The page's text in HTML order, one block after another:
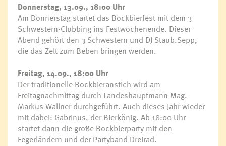
Donnerstag, 13.09., 18:00 Uhr
Am Donnerstag startet das Bockbierfest mit dem 3
Schwestern-Clubbing ins Festwochenende. Dieser
Abend gehört den 3 Schwestern und DJ Staub.Sepp,
die das Zelt zum Beben bringen werden.
Freitag, 14.09., 18:00 Uhr
Der traditionelle Bockbieranstich wird am
Freitagnachmittag durch Landeshauptmann Mag.
Markus Wallner durchgeführt. Auch dieses Jahr wieder
mit dabei: Gabrinus, der Bierkönig. Ab 18:00 Uhr
startet dann die große Bockbierparty mit den
Fegerländern und der Partyband Dreirad.